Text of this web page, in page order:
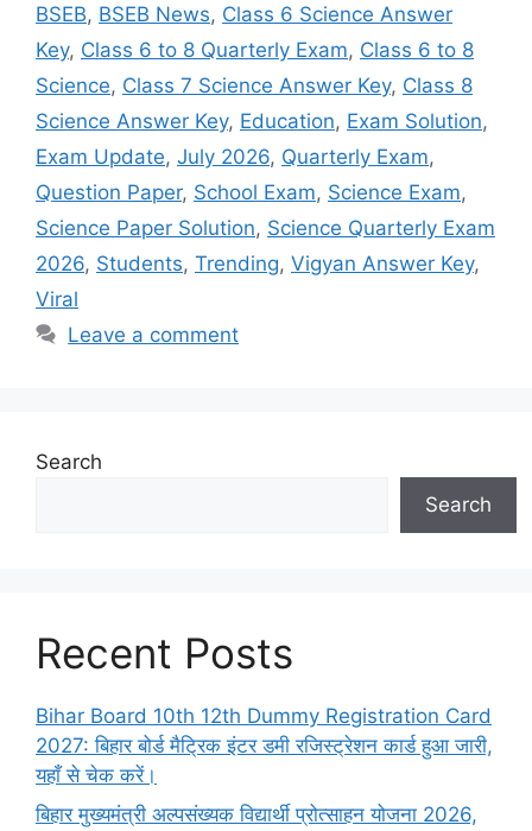
BSEB, BSEB News, Class 6 Science Answer
Key, Class 6 to 8 Quarterly Exam, Class 6 to 8
Science, Class 7 Science Answer Key, Class 8
Science Answer Key, Education, Exam Solution,
Exam Update, July 2026, Quarterly Exam,
Question Paper, School Exam, Science Exam,
Science Paper Solution, Science Quarterly Exam
2026, Students, Trending, Vigyan Answer Key,
Viral
Leave a comment
Search
Search
Recent Posts
Bihar Board 10th 12th Dummy Registration Card
2027: बिहार बोर्ड मैट्रिक इंटर डमी रजिस्ट्रेशन कार्ड हुआ जारी,
यहाँ से चेक करें।
बिहार मुख्यमंत्री अल्पसंख्यक विद्यार्थी प्रोत्साहन योजना 2026,